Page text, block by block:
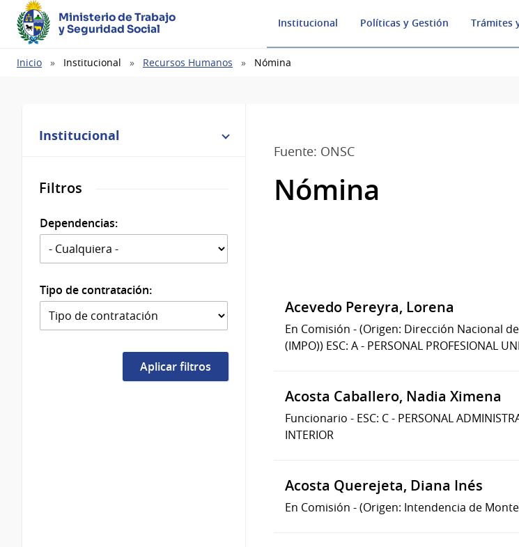
Ministerio de Trabajo
y Seguridad Social
Institucional Políticas y Gestión Trámites
Ruta
Inicio Institucional Recursos Humanos Nómina
Institucional
Filtros
Dependencias:
Tipo de contratación:
Fuente: ONSC
Nómina
Acevedo Pereyra, Lorena
En Comisión -(Origen: Dirección Nacional
(IMPO)) ESC: A - PERSONAL PROFESIONAL
Acosta Caballero, Nadia Ximena
Funcionario - ESC: C - PERSONAL
INTERIOR
Acosta Querejeta, Diana Inés
En Comisión -(Origen: Intendencia de